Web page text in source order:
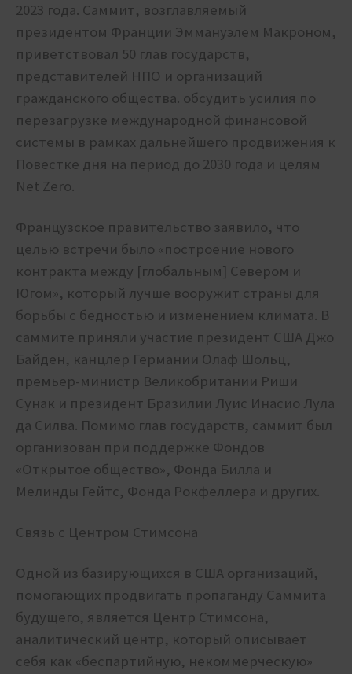
2023 года. Саммит, возглавляемый
президентом Франции Эммануэлем Макроном,
приветствовал 50 глав государств,
представителей НПО и организаций
гражданского общества. обсудить усилия по
перезагрузке международной финансовой
системы в рамках дальнейшего продвижения к
Повестке дня на период до 2030 года и целям
Net Zero.
Французское правительство заявило, что
целью встречи было «построение нового
контракта между [глобальным] Севером и
Югом», который лучше вооружит страны для
борьбы с бедностью и изменением климата. В
саммите приняли участие президент США Джо
Байден, канцлер Германии Олаф Шольц,
премьер-министр Великобритании Риши
Сунак и президент Бразилии Луис Инасио Лула
да Силва. Помимо глав государств, саммит был
организован при поддержке Фондов
«Открытое общество», Фонда Билла и
Мелинды Гейтс, Фонда Рокфеллера и других.
Связь с Центром Стимсона
Одной из базирующихся в США организаций,
помогающих продвигать пропаганду Саммита
будущего, является Центр Стимсона,
аналитический центр, который описывает
себя как «беспартийную, некоммерческую»